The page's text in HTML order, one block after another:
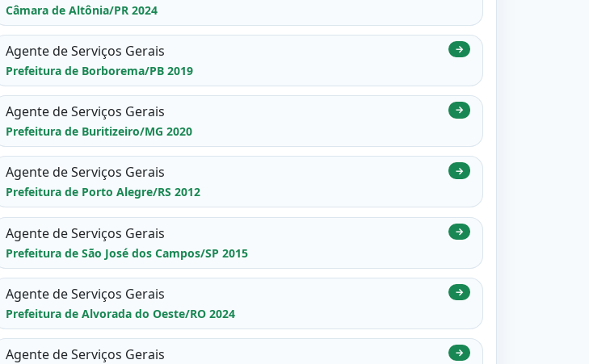
Câmara de Altônia/PR 2024
Agente de Serviços Gerais
Prefeitura de Borborema/PB 2019
→
Agente de Serviços Gerais
Prefeitura de Buritizeiro/MG 2020
→
Agente de Serviços Gerais
Prefeitura de Porto Alegre/RS 2012
→
Agente de Serviços Gerais
Prefeitura de São José dos Campos/SP 2015
→
Agente de Serviços Gerais
Prefeitura de Alvorada do Oeste/RO 2024
→
Agente de Serviços Gerais →